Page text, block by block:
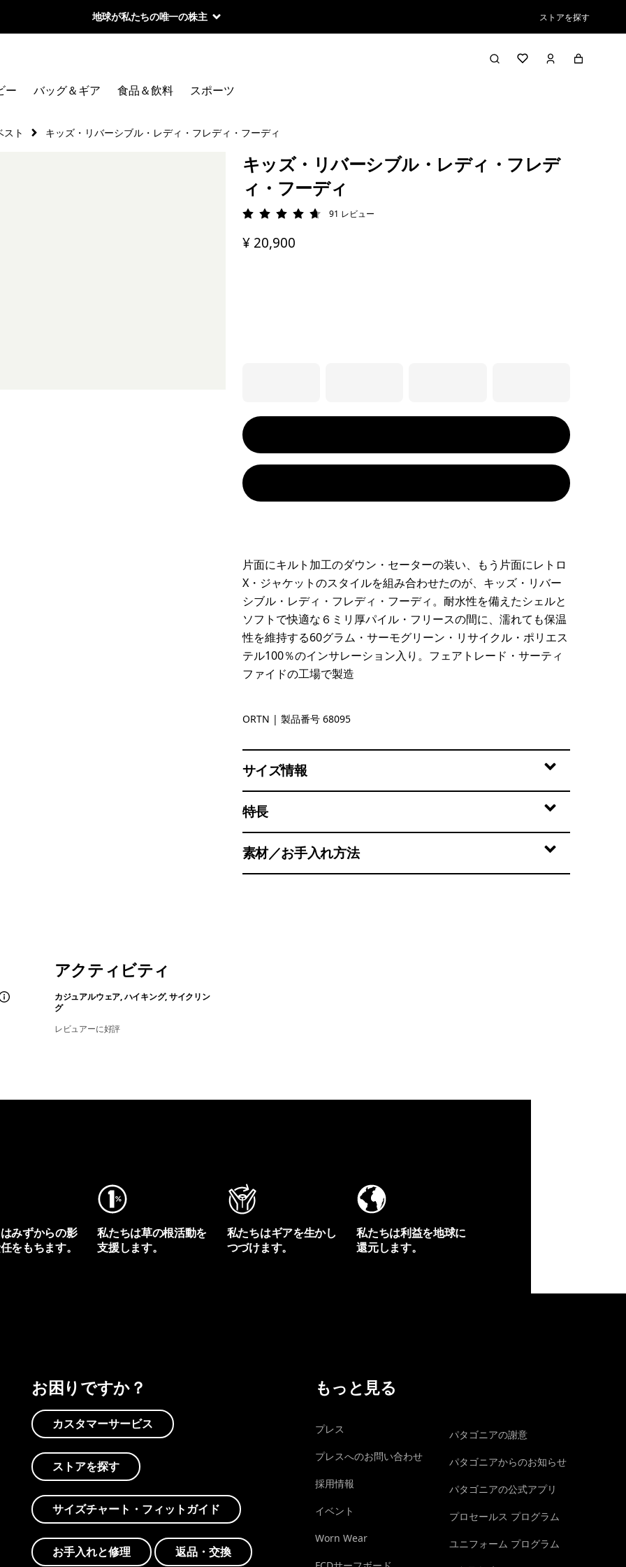
地球が私たちの唯一の株主 ストアを探す
ー バッグ＆ギア 食品＆飲料 スポーツ
スト キッズ・リバーシブル・レディ・フレディ・フーディ
キッズ・リバーシブル・レディ・フレデ
ィ・フーディ
評価: 4.7 / 5
91 レビュー
¥ 20,900
片面にキルト加工のダウン・セーターの装い、もう片面にレトロ
X・ジャケットのスタイルを組み合わせたのが、キッズ・リバー
シブル・レディ・フレディ・フーディ。耐水性を備えたシェルと
ソフトで快適な６ミリ厚パイル・フリースの間に、濡れても保温
性を維持する60グラム・サーモグリーン・リサイクル・ポリエス
テル100％のインサレーション入り。フェアトレード・サーティ
ファイドの工場で製造
Oar Tan
ORTN | 製品番号 68095
サイズ情報
特長
素材／お手入れ方法
アクティビティ
カジュアルウェア, ハイキング, サイクリン
グ
レビュアーに好評
みずからの影
をもちます。
私たちは草の根活動を
支援します。
私たちはギアを生かし
つづけます。
私たちは利益を地球に
還元します。
お困りですか？
カスタマーサービス
ストアを探す
サイズチャート・フィットガイド
お手入れと修理 返品・交換
もっと見る
プレス
プレスへのお問い合わせ
採用情報
イベント
Worn Wear
パタゴニアの謝意
パタゴニアからのお知らせ
パタゴニアの公式アプリ
プロセールス プログラム
ユニフォーム プログラム